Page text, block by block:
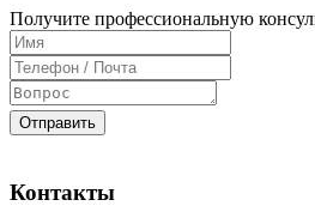
Получите профессиональную
Отправить
Контакты